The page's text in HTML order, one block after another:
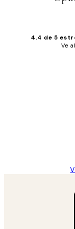
4.4 de 5
Ve